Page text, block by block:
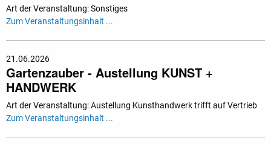
Art der Veranstaltung: Sonstiges
Zum Veranstaltungsinhalt ...
21.06.2026
Gartenzauber - Austellung KUNST +
HANDWERK
Art der Veranstaltung: Austellung Kunsthandwerk trifft auf Vertrieb
Zum Veranstaltungsinhalt ...